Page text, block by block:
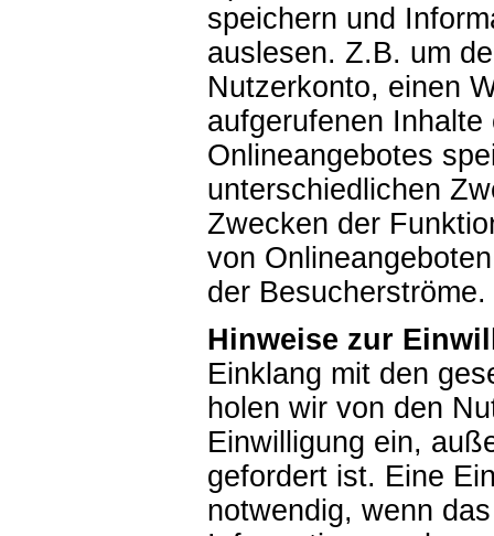
speichern und
auslesen. Z.B. um
Nutzerkonto, einen
aufgerufenen
Onlineangebotes
unterschiedlichen
Zwecken der
von
der Besucherströme.
Hinweise zur
Einklang mit den
holen wir von den
Einwilligung ein,
gefordert ist. Eine
notwendig, wenn